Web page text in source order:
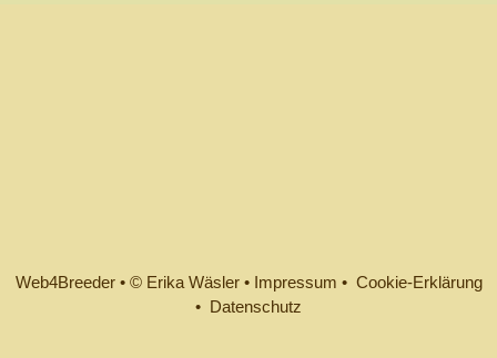
Web4Breeder• © Erika Wäsler• Impressum • Cookie-Erklärung
• Datenschutz